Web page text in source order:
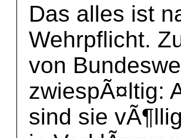
Das alles ist
Wehrpflicht.
von
zwiespÃ¤ltig:
sind sie